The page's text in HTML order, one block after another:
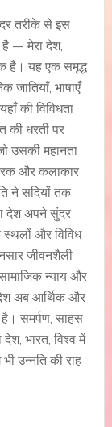
तरीके से इस
— मेरा देश,
है। यह एक समृद्ध
जातियाँ, भाषाएँ
की विविधता
की धरती पर
उसकी महानता
और कलाकार
ने सदियों तक
देश अपने सुंदर
स्थलों और विविध
जीवनशैली
न्याय और
देश अब आर्थिक और
समर्पण, साहस
भारत, विश्व में
उन्नति की राह